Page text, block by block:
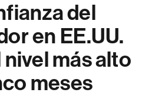
del
en EE.UU.
más alto
meses